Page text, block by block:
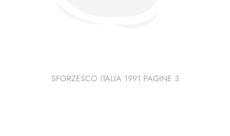
SFORZESCO ITALIA 1991 PAGINE 3